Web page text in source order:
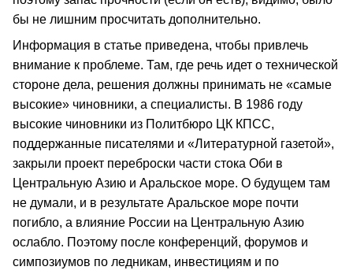
бы не лишним просчитать дополнительно.
Информация в статье приведена, чтобы привлечь
внимание к проблеме. Там, где речь идет о технической
стороне дела, решения должны принимать не «самые
высокие» чиновники, а специалисты. В 1986 году
высокие чиновники из Политбюро ЦК КПСС,
поддержанные писателями и «Литературной газетой»,
закрыли проект переброски части стока Оби в
Центральную Азию и Аральское море. О будущем там
не думали, и в результате Аральское море почти
погибло, а влияние России на Центральную Азию
ослабло. Поэтому после конференций, форумов и
симпозиумов по ледникам, инвестициям и по